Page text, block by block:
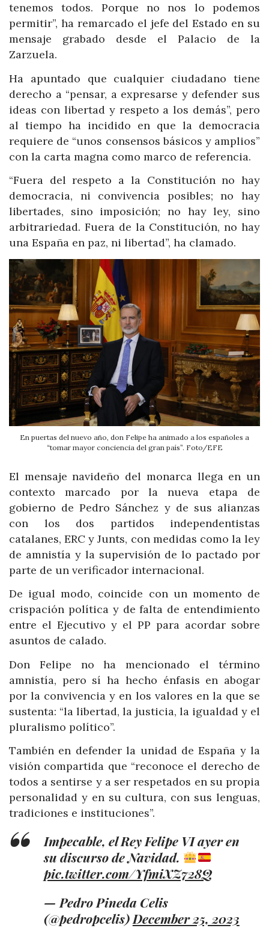
tenemos todos. Porque no nos lo podemos
permitir”, ha remarcado el jefe del Estado en su
mensaje grabado desde el Palacio de la
Zarzuela.
Ha apuntado que cualquier ciudadano tiene
derecho a “pensar, a expresarse y defender sus
ideas con libertad y respeto a los demás”, pero
al tiempo ha incidido en que la democracia
requiere de “unos consensos básicos y amplios”
con la carta magna como marco de referencia.
“Fuera del respeto a la Constitución no hay
democracia, ni convivencia posibles; no hay
libertades, sino imposición; no hay ley, sino
arbitrariedad. Fuera de la Constitución, no hay
una España en paz, ni libertad”, ha clamado.
En puertas del nuevo año, don Felipe ha animado a los españoles a
“tomar mayor conciencia del gran país”. Foto/EFE
El mensaje navideño del monarca llega en un
contexto marcado por la nueva etapa de
gobierno de Pedro Sánchez y de sus alianzas
con los dos partidos independentistas
catalanes, ERC y Junts, con medidas como la ley
de amnistía y la supervisión de lo pactado por
parte de un verificador internacional.
De igual modo, coincide con un momento de
crispación política y de falta de entendimiento
entre el Ejecutivo y el PP para acordar sobre
asuntos de calado.
Don Felipe no ha mencionado el término
amnistía, pero sí ha hecho énfasis en abogar
por la convivencia y en los valores en la que se
sustenta: “la libertad, la justicia, la igualdad y el
pluralismo político”.
También en defender la unidad de España y la
visión compartida que “reconoce el derecho de
todos a sentirse y a ser respetados en su propia
personalidad y en su cultura, con sus lenguas,
tradiciones e instituciones”.
Impecable, el Rey Felipe VI ayer en
su discurso de Navidad.
pic.twitter.com/YfmiXZ728Q
— Pedro Pineda Celis
(@pedropcelis) December 25, 2023